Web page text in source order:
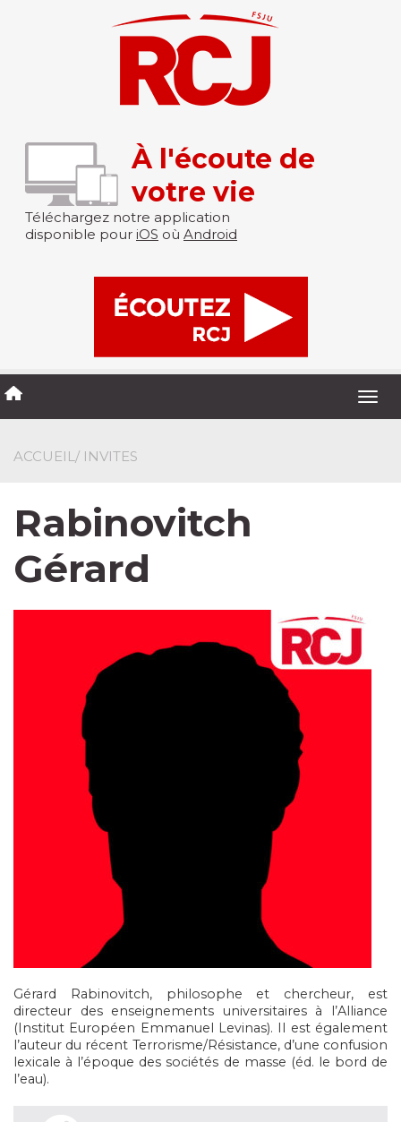
À l'écoute de
votre vie
Téléchargez notre application
disponible pour iOS où Android
ACCUEIL/ INVITES
Rabinovitch
Gérard
Gérard Rabinovitch, philosophe et chercheur, est
directeur des enseignements universitaires à l’Alliance
(Institut Européen Emmanuel Levinas). Il est également
l’auteur du récent Terrorisme/Résistance, d’une confusion
lexicale à l’époque des sociétés de masse (éd. le bord de
l’eau).